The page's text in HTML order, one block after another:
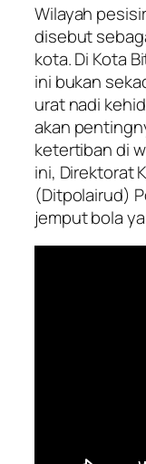
Wilayah
disebut
kota. Di Kota
ini bukan
urat nadi
akan
ketertiban di
ini, Direktorat
(Ditpolairud)
jemput bola